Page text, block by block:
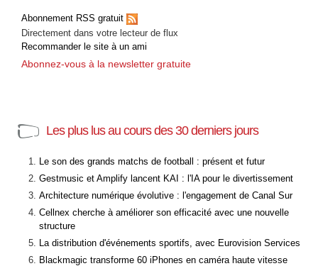
Abonnement RSS gratuit
Directement dans votre lecteur de flux
Recommander le site à un ami
Abonnez-vous à la newsletter gratuite
Les plus lus au cours des 30 derniers jours
Le son des grands matchs de football : présent et futur
Gestmusic et Amplify lancent KAI : l'IA pour le divertissement
Architecture numérique évolutive : l'engagement de Canal Sur
Cellnex cherche à améliorer son efficacité avec une nouvelle
structure
La distribution d'événements sportifs, avec Eurovision Services
Blackmagic transforme 60 iPhones en caméra haute vitesse